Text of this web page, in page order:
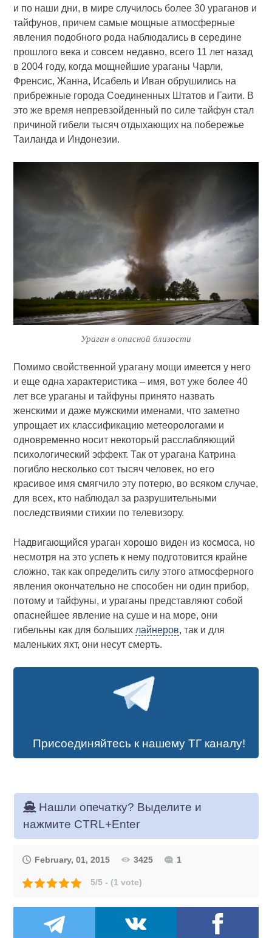
и по наши дни, в мире случилось более 30 ураганов и
тайфунов, причем самые мощные атмосферные
явления подобного рода наблюдались в середине
прошлого века и совсем недавно, всего 11 лет назад
в 2004 году, когда мощнейшие ураганы Чарли,
Френсис, Жанна, Исабель и Иван обрушились на
прибрежные города Соединенных Штатов и Гаити. В
это же время непревзойденный по силе тайфун стал
причиной гибели тысяч отдыхающих на побережье
Таиланда и Индонезии.
Ураган в опасной близости
Помимо свойственной урагану мощи имеется у него
и еще одна характеристика – имя, вот уже более 40
лет все ураганы и тайфуны принято назвать
женскими и даже мужскими именами, что заметно
упрощает их классификацию метеорологами и
одновременно носит некоторый расслабляющий
психологический эффект. Так от урагана Катрина
погибло несколько сот тысяч человек, но его
красивое имя смягчило эту потерю, во всяком случае,
для всех, кто наблюдал за разрушительными
последствиями стихии по телевизору.
Надвигающийся ураган хорошо виден из космоса, но
несмотря на это успеть к нему подготовится крайне
сложно, так как определить силу этого атмосферного
явления окончательно не способен ни один прибор,
потому и тайфуны, и ураганы представляют собой
опаснейшее явление на суше и на море, они
гибельны как для больших лайнеров, так и для
маленьких яхт, они несут смерть.
Присоединяйтесь к нашему ТГ каналу!
Нашли опечатку? Выделите и
нажмите CTRL+Enter
February, 01, 2015 3425 1
5/5 - (1 vote)